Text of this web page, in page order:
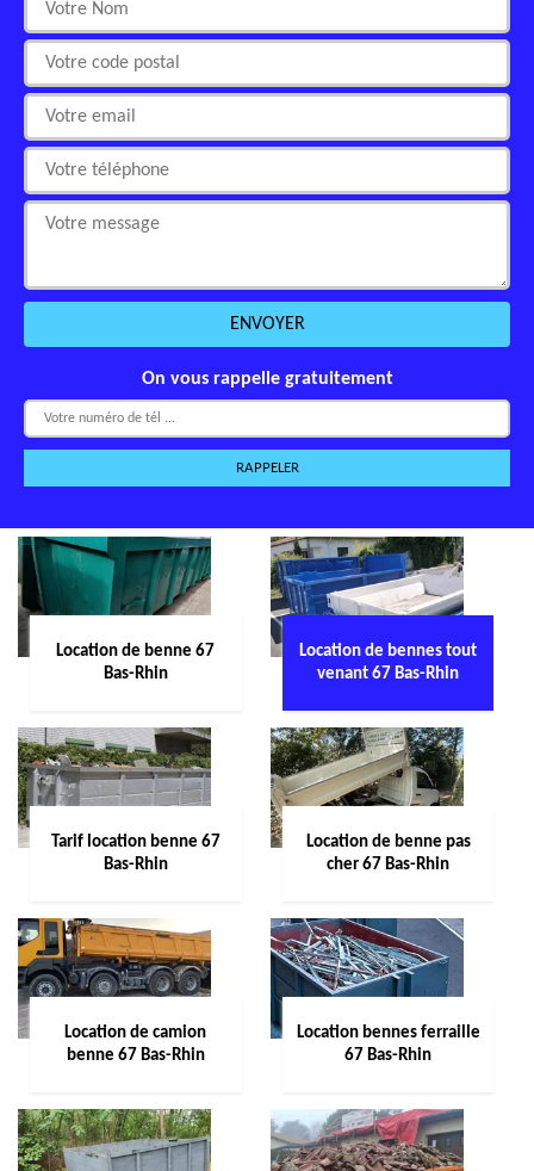
On vous rappelle gratuitement
Location de benne 67
Bas-Rhin
Location de bennes tout
venant 67 Bas-Rhin
Tarif location benne 67
Bas-Rhin
Location de benne pas
cher 67 Bas-Rhin
Location de camion
benne 67 Bas-Rhin
Location bennes ferraille
67 Bas-Rhin